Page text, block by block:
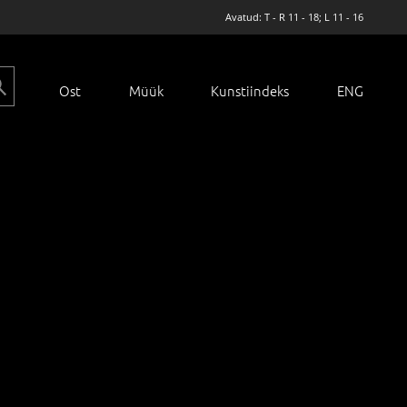
Avatud: T - R 11 - 18; L 11 - 16
Ost Müük Kunstiindeks ENG